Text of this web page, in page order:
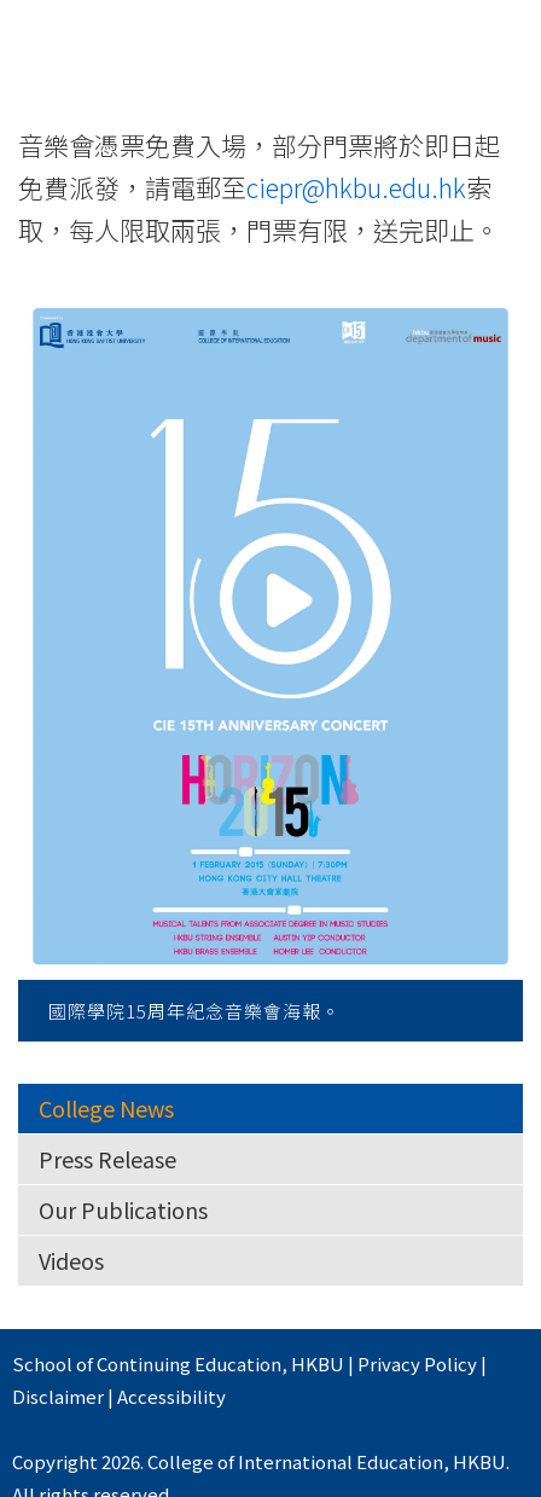
音樂會憑票免費入場，部分門票將於即日起
免費派發，請電郵至ciepr@hkbu.edu.hk索
取，每人限取兩張，門票有限，送完即止。
國際學院15周年紀念音樂會海報。
College News
Press Release
Our Publications
Videos
School of Continuing Education, HKBU | Privacy Policy|
Disclaimer|Accessibility
Copyright 2026. College of International Education, HKBU.